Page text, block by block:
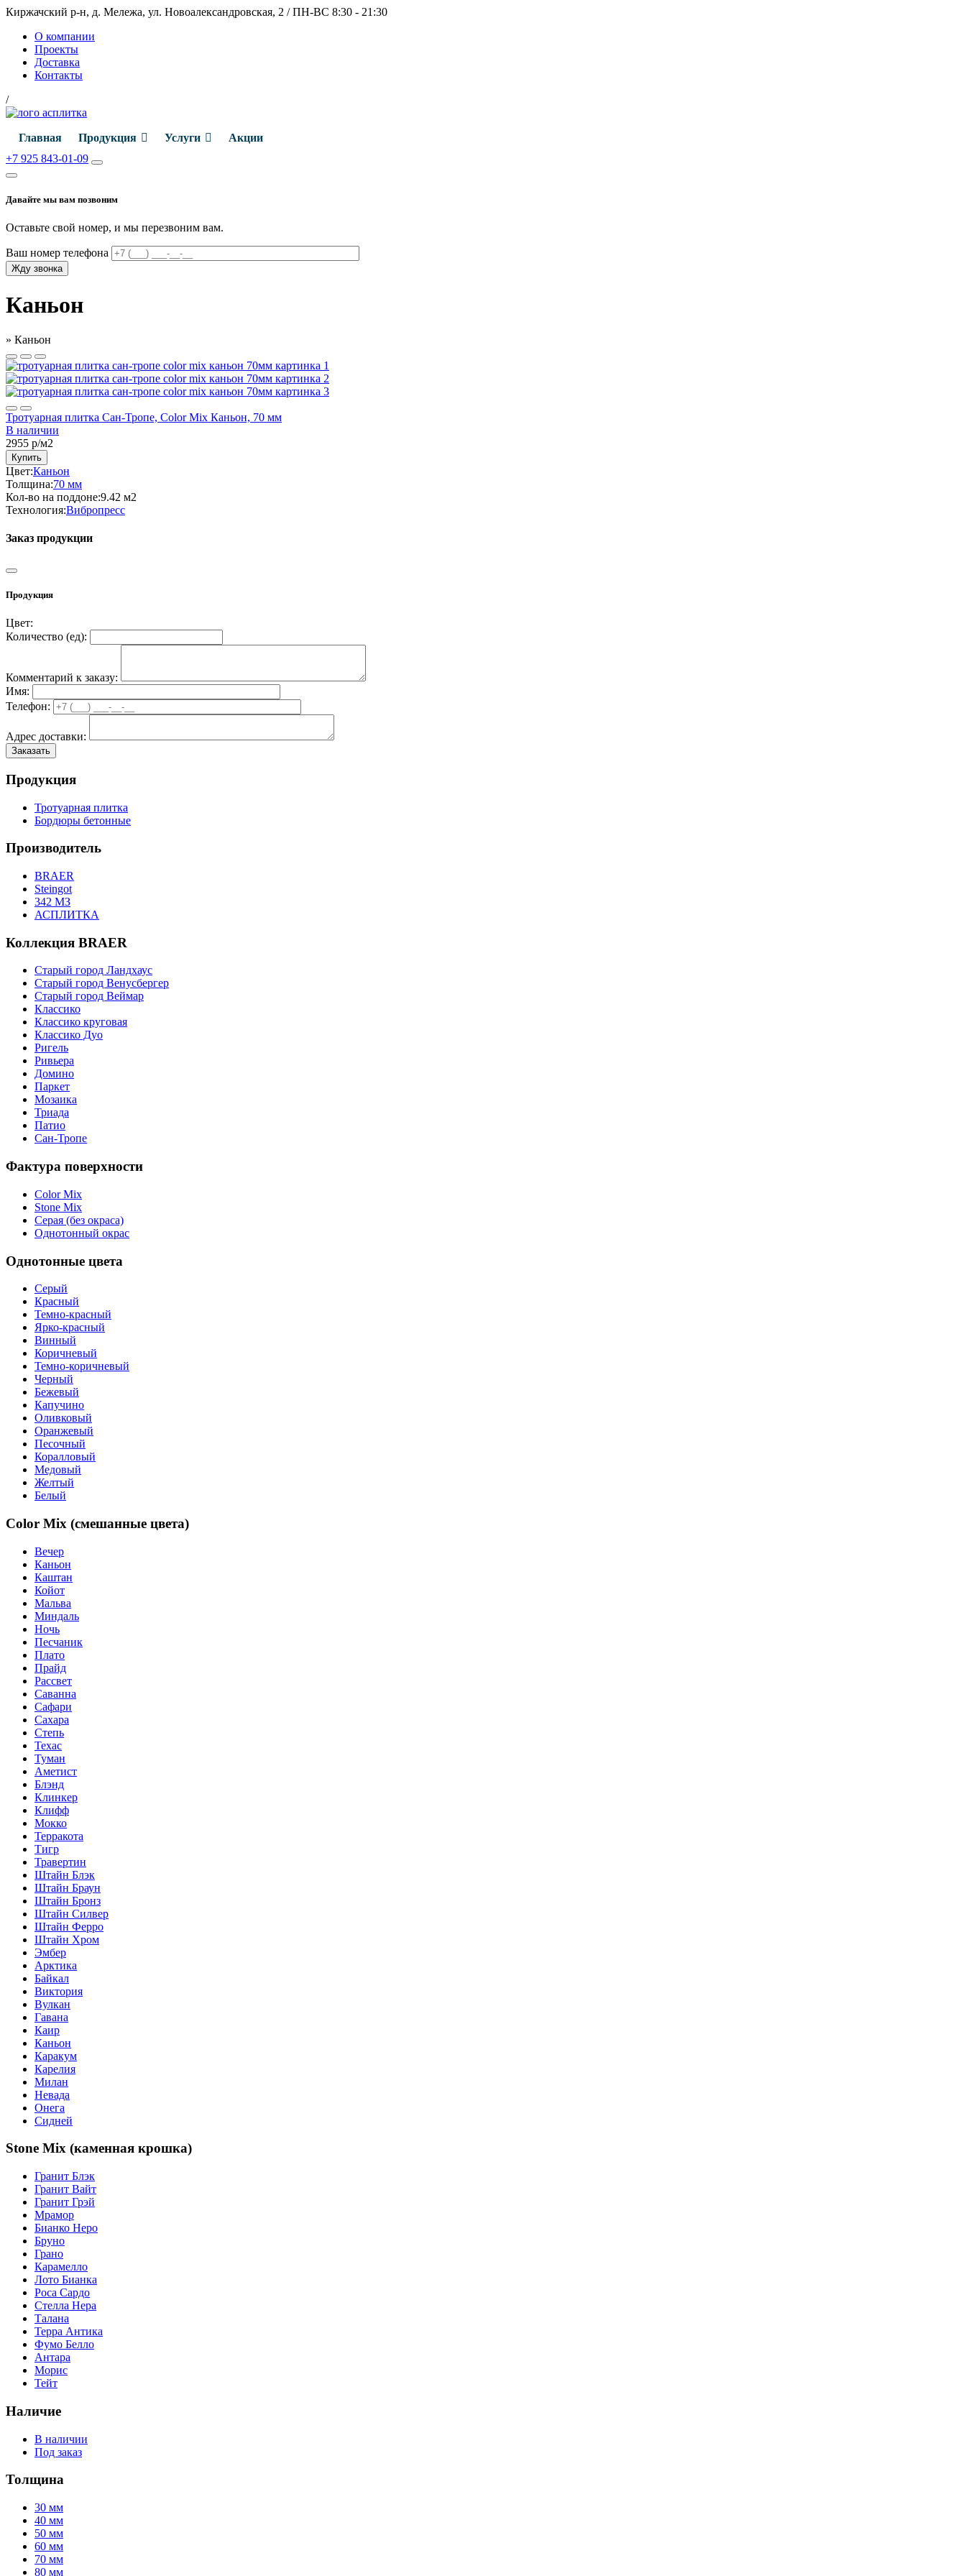
Киржачский р-н, д. Мележа, ул. Новоалександровская, 2 / ПН-ВС 8:30 - 21:30
О компании
Проекты
Доставка
Контакты
/
Главная Продукция Услуги
Акции
+7 925 843-01-09
Давайте мы вам позвоним
Оставьте свой номер, и мы перезвоним вам.
Ваш номер телефона
Каньон
» Каньон
Тротуарная плитка Сан-Тропе, Color Mix Каньон, 70 мм
В наличии
2955 р/м2
Купить
Цвет:Каньон
Толщина:70 мм
Кол-во на поддоне:9.42 м2
Технология:Вибропресс
Заказ продукции
Продукция
Цвет:
Количество (ед):
Комментарий к заказу:
Имя:
Телефон:
Адрес доставки:
Продукция
Тротуарная плитка
Бордюры бетонные
Производитель
BRAER
Steingot
342 МЗ
АСПЛИТКА
Коллекция BRAER
Старый город Ландхаус
Старый город Венусбергер
Старый город Веймар
Классико
Классико круговая
Классико Дуо
Ригель
Ривьера
Домино
Паркет
Мозаика
Триада
Патио
Сан-Тропе
Фактура поверхности
Color Mix
Stone Mix
Серая (без окраса)
Однотонный окрас
Однотонные цвета
Серый
Красный
Темно-красный
Ярко-красный
Винный
Коричневый
Темно-коричневый
Черный
Бежевый
Капучино
Оливковый
Оранжевый
Песочный
Коралловый
Медовый
Желтый
Белый
Color Mix (смешанные цвета)
Вечер
Каньон
Каштан
Койот
Мальва
Миндаль
Ночь
Песчаник
Плато
Прайд
Рассвет
Саванна
Сафари
Сахара
Степь
Техас
Туман
Аметист
Блэнд
Клинкер
Клифф
Мокко
Терракота
Тигр
Травертин
Штайн Блэк
Штайн Браун
Штайн Бронз
Штайн Силвер
Штайн Ферро
Штайн Хром
Эмбер
Арктика
Байкал
Виктория
Вулкан
Гавана
Каир
Каньон
Каракум
Карелия
Милан
Невада
Онега
Сидней
Stone Mix (каменная крошка)
Гранит Блэк
Гранит Вайт
Гранит Грэй
Мрамор
Бианко Неро
Бруно
Грано
Карамелло
Лото Бианка
Роса Сардо
Стелла Нера
Талана
Терра Антика
Фумо Белло
Антара
Морис
Тейт
Наличие
В наличии
Под заказ
Толщина
30 мм
40 мм
50 мм
60 мм
70 мм
80 мм